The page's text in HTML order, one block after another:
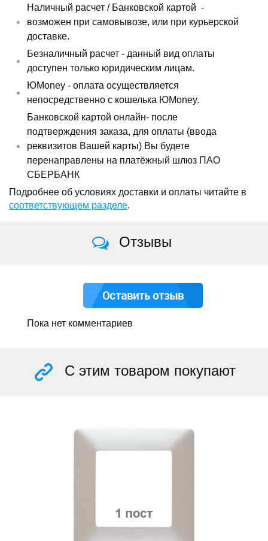
Наличный расчет / Банковской картой -
возможен при самовывозе, или при курьерской
доставке.
Безналичный расчет - данный вид оплаты
доступен только юридическим лицам.
ЮMoney - оплата осуществляется
непосредственно с кошелька ЮMoney.
Банковской картой онлайн- после
подтверждения заказа, для оплаты (ввода
реквизитов Вашей карты) Вы будете
перенаправлены на платёжный шлюз ПАО
СБЕРБАНК
Подробнее об условиях доставки и оплаты читайте в
соответствующем разделе.
Отзывы
Оставить отзыв
Пока нет комментариев
С этим товаром покупают